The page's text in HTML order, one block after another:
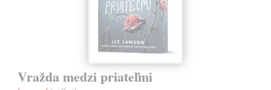
Vražda medzi priateľmi